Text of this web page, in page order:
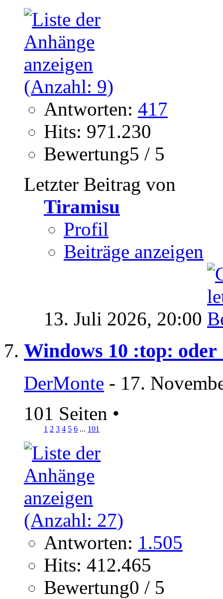
Antworten: 417
Hits: 971.230
Bewertung5 / 5
Letzter Beitrag von
Tiramisu
Profil
Beiträge anzeigen
13. Juli 2026, 20:00
Windows 10 :top:
DerMonte - 17.
101 Seiten •
1 2 3 4 5 6 ... 101
Antworten: 1.505
Hits: 412.465
Bewertung0 / 5